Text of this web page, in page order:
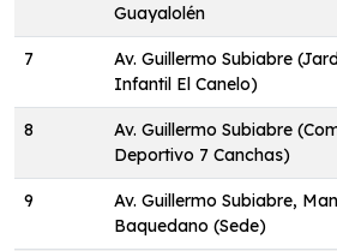
Guayalolén
7
Av. Guillermo Subiabre
Infantil El Canelo)
8
Av. Guillermo Subiabre
Deportivo 7 Canchas)
9
Av. Guillermo Subiabre,
Baquedano (Sede)